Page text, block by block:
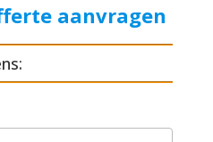
aanvragen